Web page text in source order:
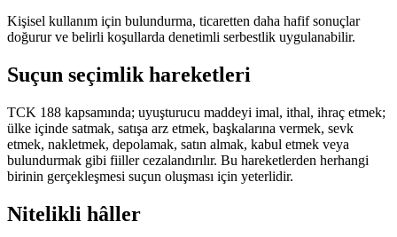
Kişisel kullanım için bulundurma, ticaretten daha hafif sonuçlar
doğurur ve belirli koşullarda denetimli serbestlik uygulanabilir.
Suçun seçimlik hareketleri
TCK 188 kapsamında; uyuşturucu maddeyi imal, ithal, ihraç etmek;
ülke içinde satmak, satışa arz etmek, başkalarına vermek, sevk
etmek, nakletmek, depolamak, satın almak, kabul etmek veya
bulundurmak gibi fiiller cezalandırılır. Bu hareketlerden herhangi
birinin gerçekleşmesi suçun oluşması için yeterlidir.
Nitelikli hâller